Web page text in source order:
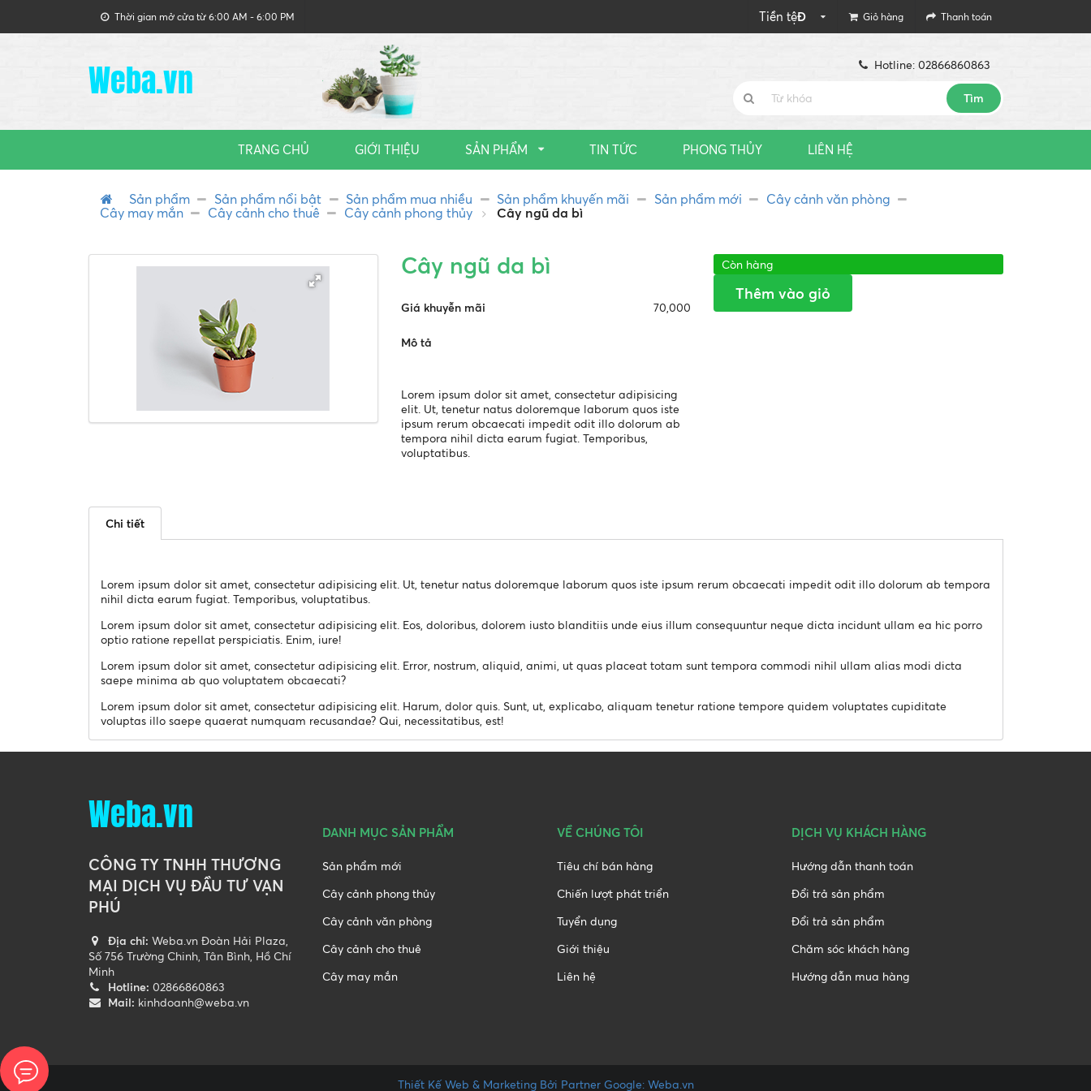
Thời gian mở cửa từ 6:00 AM - 6:00 PM Đ
Tiền tệ Giỏ hàng Thanh toán
Weba.vn Hotline: 02866860863
Tìm
TRANG CHỦ GIỚI THIỆU SẢN PHẨM TIN TỨC PHONG THỦY LIÊN HỆ
Sản phẩm Sản phẩm nổi bật Sản phẩm mua nhiều Sản phẩm khuyến mãi Sản phẩm mới
Cây cảnh văn phòng
Cây may mắn
Cây cảnh cho thuê Cây cảnh phong thủy Cây ngũ da bì
Cây ngũ da bì
Giá khuyễn mãi 70,000
Mô tả
Lorem ipsum dolor sit amet, consectetur adipisicing
elit. Ut, tenetur natus doloremque laborum quos iste
ipsum rerum obcaecati impedit odit illo dolorum ab
tempora nihil dicta earum fugiat. Temporibus,
voluptatibus.
Còn hàng
Thêm vào giỏ
Chi tiết
Lorem ipsum dolor sit amet, consectetur adipisicing elit. Ut, tenetur natus doloremque laborum quos iste ipsum rerum obcaecati impedit odit illo dolorum ab tempora
nihil dicta earum fugiat. Temporibus, voluptatibus.
Lorem ipsum dolor sit amet, consectetur adipisicing elit. Eos, doloribus, dolorem iusto blanditiis unde eius illum consequuntur neque dicta incidunt ullam ea hic porro
optio ratione repellat perspiciatis. Enim, iure!
Lorem ipsum dolor sit amet, consectetur adipisicing elit. Error, nostrum, aliquid, animi, ut quas placeat totam sunt tempora commodi nihil ullam alias modi dicta
saepe minima ab quo voluptatem obcaecati?
Lorem ipsum dolor sit amet, consectetur adipisicing elit. Harum, dolor quis. Sunt, ut, explicabo, aliquam tenetur ratione tempore quidem voluptates cupiditate
voluptas illo saepe quaerat numquam recusandae? Qui, necessitatibus, est!
Weba.vn
CÔNG TY TNHH THƯƠNG
MẠI DỊCH VỤ ĐẦU TƯ VẠN
PHÚ
Địa chỉ: Weba.vn Đoàn Hải Plaza,
Số 756 Trường Chinh, Tân Bình, Hồ Chí
Minh
Hotline: 02866860863
Mail: kinhdoanh@weba.vn
DANH MỤC SẢN PHẨM
Sản phẩm mới
Cây cảnh phong thủy
Cây cảnh văn phòng
Cây cảnh cho thuê
Cây may mắn
VỀ CHÚNG TÔI
Tiêu chí bán hàng
Chiến lượt phát triển
Tuyển dụng
Giới thiệu
Liên hệ
DỊCH VỤ KHÁCH HÀNG
Hướng dẫn thanh toán
Đổi trả sản phẩm
Đổi trả sản phẩm
Chăm sóc khách hàng
Hướng dẫn mua hàng
Thiết Kế Web & Marketing Bởi Partner Google: Weba.vn